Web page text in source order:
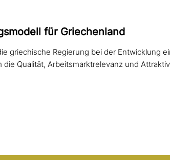
für Griechenland
griechische Regierung bei der Entwicklung
die Qualität, Arbeitsmarktrelevanz und